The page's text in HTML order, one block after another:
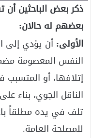
ذكر بعض الباحثين أن
بعضهم له حالان:
الأولى: أن يؤدي إلى
النفس المعصومة
إتلافها، أو
الناقل الجوي، بناء
تلف في يده مطلقاً
للمصلحة العامة.